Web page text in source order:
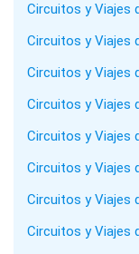
Circuitos y Viajes
Circuitos y Viajes
Circuitos y Viajes
Circuitos y Viajes
Circuitos y Viajes
Circuitos y Viajes
Circuitos y Viajes
Circuitos y Viajes